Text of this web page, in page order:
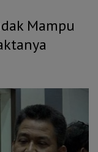
Mampu